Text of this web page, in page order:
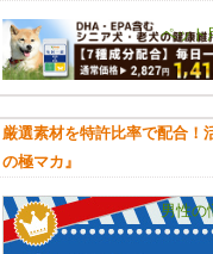
ペット
厳選素材を特許比率で配合！
の極マカ』
男性の